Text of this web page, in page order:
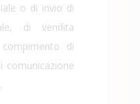
o di invio di
di vendita
di
comunicazione